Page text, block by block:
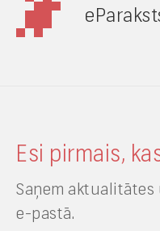
Esi pirmais,
Saņem
e-pastā.